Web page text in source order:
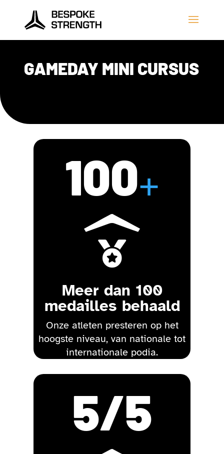
GAMEDAY MINI CURSUS
100+

Meer dan 100
medailles behaald
Onze atleten presteren op het
hoogste niveau, van nationale tot
internationale podia.
5/5